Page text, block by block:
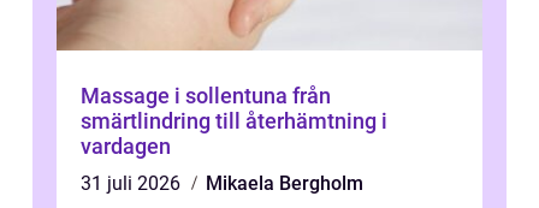
Massage i sollentuna från
smärtlindring till återhämtning i
vardagen
31 juli 2026
Mikaela Bergholm